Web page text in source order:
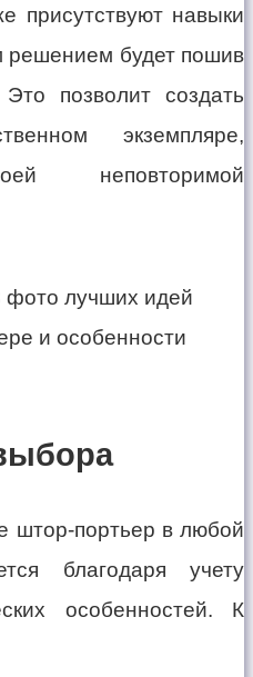
присутствуют навыки
решением будет пошив
позволит создать
экземпляре,
неповторимой
штор-портьер в любой
благодаря учету
особенностей. К